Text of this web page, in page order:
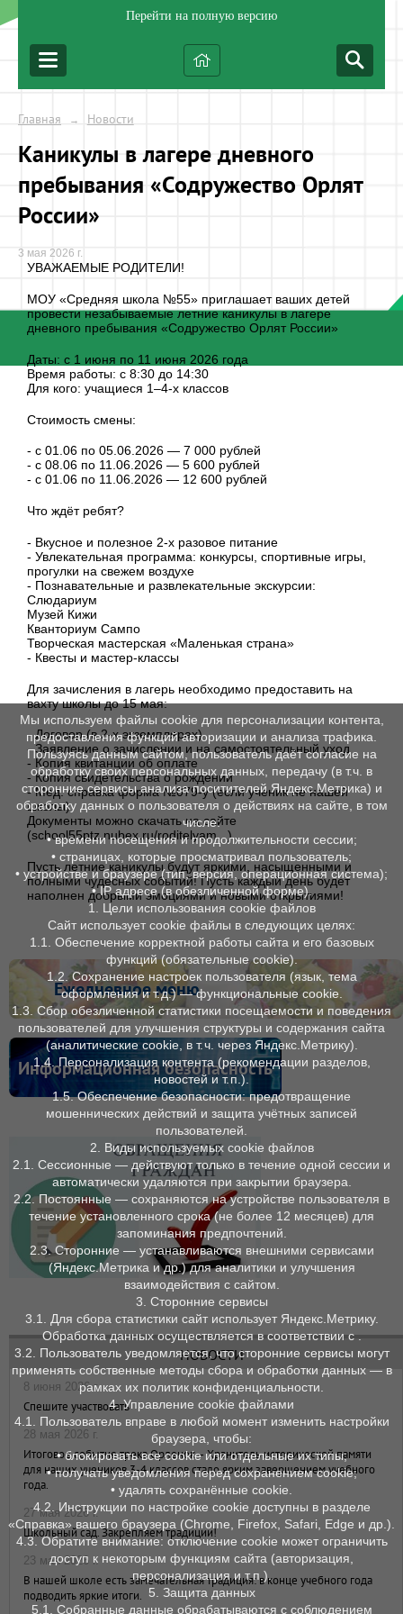
Перейти на полную версию
Главная → Новости
Каникулы в лагере дневного
пребывания «Содружество Орлят
России»
3 мая 2026 г.
УВАЖАЕМЫЕ РОДИТЕЛИ!
МОУ «Средняя школа №55» приглашает ваших детей
провести незабываемые летние каникулы в лагере
дневного пребывания «Содружество Орлят России»
Даты: с 1 июня по 11 июня 2026 года
Время работы: с 8:30 до 14:30
Для кого: учащиеся 1–4-х классов
Стоимость смены:
- с 01.06 по 05.06.2026 — 7 000 рублей
- с 08.06 по 11.06.2026 — 5 600 рублей
- с 01.06 по 11.06.2026 — 12 600 рублей
Что ждёт ребят?
- Вкусное и полезное 2-х разовое питание
- Увлекательная программа: конкурсы, спортивные игры,
прогулки на свежем воздухе
- Познавательные и развлекательные экскурсии:
Слюдариум
Музей Кижи
Кванториум Сампо
Творческая мастерская «Маленькая страна»
- Квесты и мастер-классы
Для зачисления в лагерь необходимо предоставить на
вахту школы до 15 мая:
- Договор (в 2-х экземплярах)
- Заявление о зачислении и на самостоятельный уход
- Копия квитанции об оплате
- Копия свидетельства о рождении
- Мед. справка форма №079-у (если ученик не нашей
школы)
Документы можно скачать на сайте
(school55ptz.nubex.ru/roditelyam...)
Пусть летние каникулы будут яркими, насыщенными и
полными чудесных событий! Пусть каждый день будет
наполнен добрыми эмоциями и новыми открытиями!
Ежедневное меню
Информационная безопасность
НОВОСТИ
8 июня 2026 г.
Спешите участвовать
28 мая 2026 г.
Итоговое событие трека Орленок – Хранитель исторической памяти
для наших учеников 3-4 классов стало ярким завершением учебного
года.
27 мая 2026 г.
Школьный сад. Закрепляем традиции!
23 мая 2026 г.
В нашей школе есть замечательная традиция: в конце учебного года
подводить яркие итоги.
Мы используем файлы cookie для персонализации контента,
предоставления функций авторизации и анализа трафика.
Пользуясь данным сайтом, пользователь даёт согласие на
обработку своих персональных данных, передачу (в т.ч. в
сторонние сервисы анализа поситителей Яндекс.Метрика) и
обработку данных о пользователя о действиях на сайте, в том
числе:
• времени посещения и продолжительности сессии;
• страницах, которые просматривал пользователь;
• устройстве и браузере (тип, версия, операционная система);
• IP адресе (в обезличенной форме).
1. Цели использования cookie файлов
Сайт использует cookie файлы в следующих целях:
1.1. Обеспечение корректной работы сайта и его базовых
функций (обязательные cookie).
1.2. Сохранение настроек пользователя (язык, тема
оформления и т. д.) — функциональные cookie.
1.3. Сбор обезличенной статистики посещаемости и поведения
пользователей для улучшения структуры и содержания сайта
(аналитические cookie, в т. ч. через Яндекс.Метрику).
1.4. Персонализация контента (рекомендации разделов,
новостей и т. п.).
1.5. Обеспечение безопасности: предотвращение
мошеннических действий и защита учётных записей
пользователей.
2. Виды используемых cookie файлов
2.1. Сессионные — действуют только в течение одной сессии и
автоматически удаляются при закрытии браузера.
2.2. Постоянные — сохраняются на устройстве пользователя в
течение установленного срока (не более 12 месяцев) для
запоминания предпочтений.
2.3. Сторонние — устанавливаются внешними сервисами
(Яндекс.Метрика и др.) для аналитики и улучшения
взаимодействия с сайтом.
3. Сторонние сервисы
3.1. Для сбора статистики сайт использует Яндекс.Метрику.
Обработка данных осуществляется в соответствии с .
3.2. Пользователь уведомляется, что сторонние сервисы могут
применять собственные методы сбора и обработки данных — в
рамках их политик конфиденциальности.
4. Управление cookie файлами
4.1. Пользователь вправе в любой момент изменить настройки
браузера, чтобы:
• блокировать все cookie или отдельные их типы;
• получать уведомления перед сохранением cookie;
• удалять сохранённые cookie.
4.2. Инструкции по настройке cookie доступны в разделе
«Справка» вашего браузера (Chrome, Firefox, Safari, Edge и др.).
4.3. Обратите внимание: отключение cookie может ограничить
доступ к некоторым функциям сайта (авторизация,
персонализация и т. п.).
5. Защита данных
5.1. Собранные данные обрабатываются с соблюдением